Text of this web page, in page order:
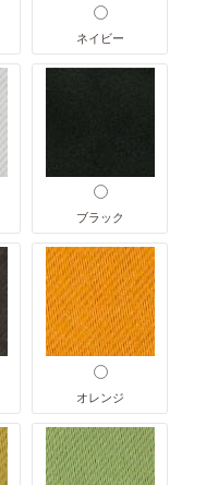
ネイビー
ブラック
オレンジ